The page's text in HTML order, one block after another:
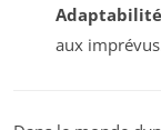
Adaptabilité
aux